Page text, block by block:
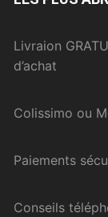
Livraion
d’achat
Colissimo ou
Paiements
Conseils